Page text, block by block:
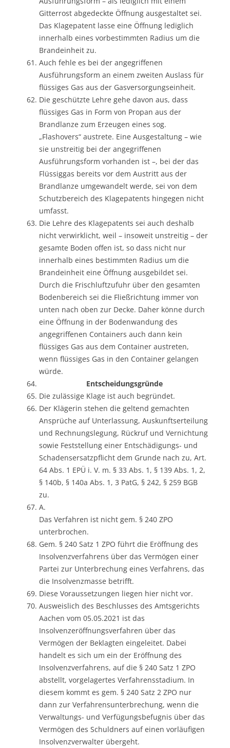
Gitterrost abgedeckte Öffnung ausgestaltet sei.
Das Klagepatent lasse eine Öffnung lediglich
innerhalb eines vorbestimmten Radius um die
Brandeinheit zu.
Auch fehle es bei der angegriffenen
Ausführungsform an einem zweiten Auslass für
flüssiges Gas aus der Gasversorgungseinheit.
Die geschützte Lehre gehe davon aus, dass
flüssiges Gas in Form von Propan aus der
Brandlanze zum Erzeugen eines sog.
„Flashovers“ austrete. Eine Ausgestaltung – wie
sie unstreitig bei der angegriffenen
Ausführungsform vorhanden ist –, bei der das
Flüssiggas bereits vor dem Austritt aus der
Brandlanze umgewandelt werde, sei von dem
Schutzbereich des Klagepatents hingegen nicht
umfasst.
Die Lehre des Klagepatents sei auch deshalb
nicht verwirklicht, weil – insoweit unstreitig – der
gesamte Boden offen ist, so dass nicht nur
innerhalb eines bestimmten Radius um die
Brandeinheit eine Öffnung ausgebildet sei.
Durch die Frischluftzufuhr über den gesamten
Bodenbereich sei die Fließrichtung immer von
unten nach oben zur Decke. Daher könne durch
eine Öffnung in der Bodenwandung des
angegriffenen Containers auch dann kein
flüssiges Gas aus dem Container austreten,
wenn flüssiges Gas in den Container gelangen
würde.
Entscheidungsgründe
Die zulässige Klage ist auch begründet.
Der Klägerin stehen die geltend gemachten
Ansprüche auf Unterlassung, Auskunftserteilung
und Rechnungslegung, Rückruf und Vernichtung
sowie Feststellung einer Entschädigungs- und
Schadensersatzpflicht dem Grunde nach zu, Art.
64 Abs. 1 EPÜ i. V. m. § 33 Abs. 1, § 139 Abs. 1, 2,
§ 140b, § 140a Abs. 1, 3 PatG, § 242, § 259 BGB
zu.
A.
Das Verfahren ist nicht gem. § 240 ZPO
unterbrochen.
Gem. § 240 Satz 1 ZPO führt die Eröffnung des
Insolvenzverfahrens über das Vermögen einer
Partei zur Unterbrechung eines Verfahrens, das
die Insolvenzmasse betrifft.
Diese Voraussetzungen liegen hier nicht vor.
Ausweislich des Beschlusses des Amtsgerichts
Aachen vom 05.05.2021 ist das
Insolvenzeröffnungsverfahren über das
Vermögen der Beklagten eingeleitet. Dabei
handelt es sich um ein der Eröffnung des
Insolvenzverfahrens, auf die § 240 Satz 1 ZPO
abstellt, vorgelagertes Verfahrensstadium. In
diesem kommt es gem. § 240 Satz 2 ZPO nur
dann zur Verfahrensunterbrechung, wenn die
Verwaltungs- und Verfügungsbefugnis über das
Vermögen des Schuldners auf einen vorläufigen
Insolvenzverwalter übergeht.